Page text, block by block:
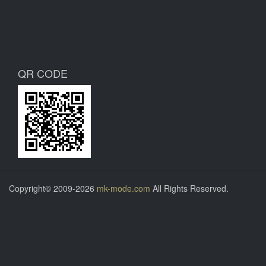
QR CODE
Copyright© 2009-2026 mk-mode.com All Rights Reserved.